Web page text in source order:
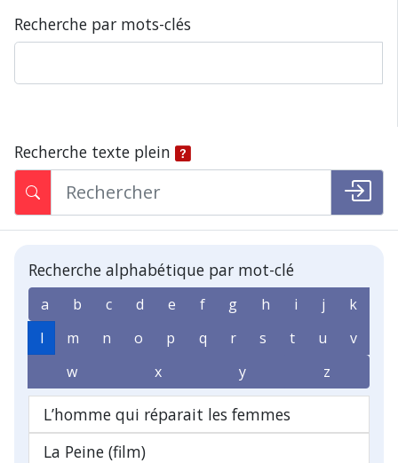
Recherche par mots-clés
Recherche texte plein
Recherche alphabétique par mot-clé
a b c d e f g h i j
k
l
m n o p q r s t u
v
w
x y z
L’homme qui réparait les femmes
La Peine (film)